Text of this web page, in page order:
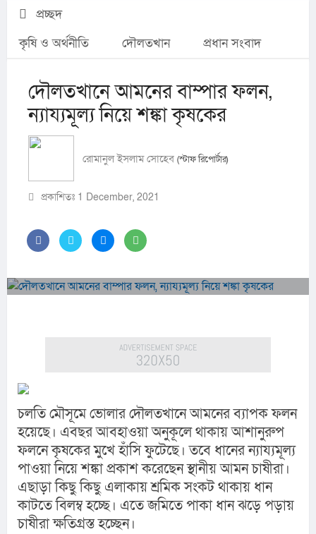
প্রচ্ছদ
কৃষি ও অর্থনীতি
দৌলতখান প্রধান সংবাদ
দৌলতখানে আমনের বাম্পার ফলন,
ন্যায্যমূল্য নিয়ে শঙ্কা কৃষকের
রোমানুল ইসলাম সোহেব (স্টাফ রিপোর্টার)
প্রকাশিতঃ 1 December, 2021
চলতি মৌসূমে ভোলার দৌলতখানে আমনের ব্যাপক ফলন
হয়েছে। এবছর আবহাওয়া অনুকূলে থাকায় আশানুরুপ
ফলনে কৃষকের মুখে হাঁসি ফুটেছে। তবে ধানের ন্যায্যমূল্য
পাওয়া নিয়ে শঙ্কা প্রকাশ করেছেন স্থানীয় আমন চাষীরা।
এছাড়া কিছু কিছু এলাকায় শ্রমিক সংকট থাকায় ধান
কাটতে বিলম্ব হচ্ছে। এতে জমিতে পাকা ধান ঝড়ে পড়ায়
চাষীরা ক্ষতিগ্রস্ত হচ্ছেন।